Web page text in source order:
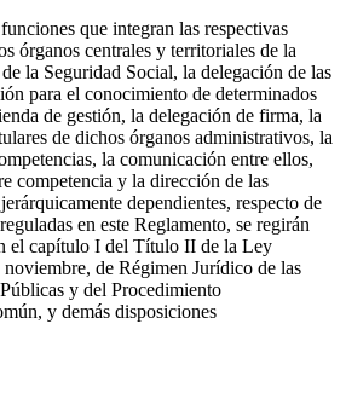
que integran las respectivas
órganos centrales y territoriales de la
la Seguridad Social, la delegación de las
para el conocimiento de determinados
de gestión, la delegación de firma, la
de dichos órganos administrativos, la
la comunicación entre ellos,
competencia y la dirección de las
dependientes, respecto de
en este Reglamento, se regirán
el capítulo I del Título II de la Ley
de Régimen Jurídico de las
y del Procedimiento
y demás disposiciones